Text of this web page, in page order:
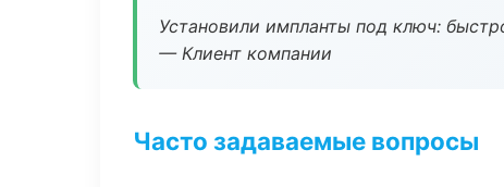
Установили импланты под ключ:
— Клиент компании
Часто задаваемые вопросы